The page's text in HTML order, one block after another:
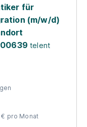
für
(m/w/d)
telent
€ pro Monat